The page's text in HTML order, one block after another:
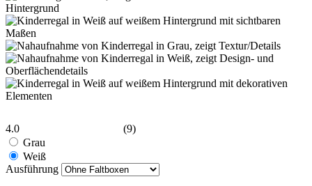
4.0
(9)
Grau
Weiß
Ausführung